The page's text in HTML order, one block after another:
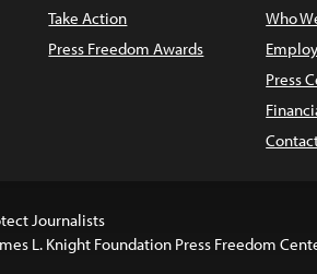
Take Action
Press Freedom Awards
Who
Press
Journalists
L. Knight Foundation Press Freedom